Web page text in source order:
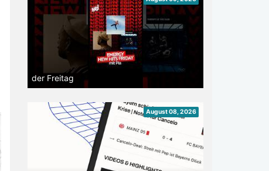
der Freitag
August 08, 2026